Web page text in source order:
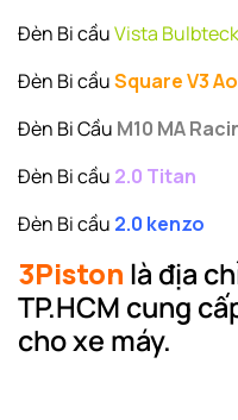
Đèn Bi cầuVista
Đèn Bi cầuSquare V3
Đèn Bi Cầu M10 MA
Đèn Bi cầu 2.0 Titan
Đèn Bi cầu 2.0 kenzo
3Piston là địa
TP.HCM cung
cho xe máy.